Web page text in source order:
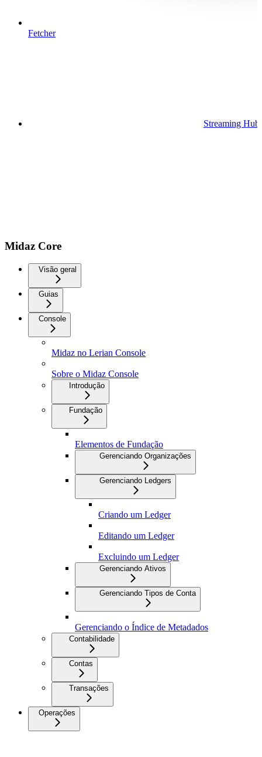
Fetcher
Streaming Hub
Midaz Core
Visão geral
Guias
Console
Midaz no Lerian Console
Sobre o Midaz Console
Introdução
Fundação
Elementos de Fundação
Gerenciando Organizações
Gerenciando Ledgers
Criando um Ledger
Editando um Ledger
Excluindo um Ledger
Gerenciando Ativos
Gerenciando Tipos de Conta
Gerenciando o Índice de Metadados
Contabilidade
Contas
Transações
Operações